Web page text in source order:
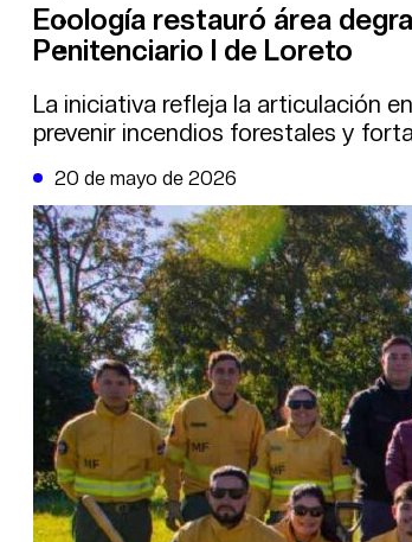
DATA FIRME
DE LA TRIBUNA TV
Ecología restauró área
Penitenciario I de Loreto
La iniciativa refleja la articulación
prevenir incendios forestales y
20 de mayo de 2026